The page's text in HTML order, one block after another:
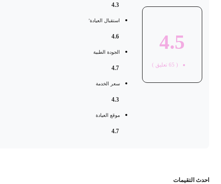
4.5
65 تعليق )
استقبال العيادة'
الجودة الطبية
سعر الخدمة
موقع العيادة
التقيمات